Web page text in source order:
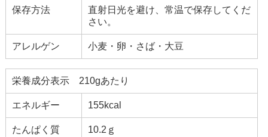
保存方法
直射日光を避け、常温で保存してくだ
さい。
アレルゲン 小麦・卵・さば・大豆
栄養成分表示 210gあたり
エネルギー 155kcal
たんぱく質 10.2ｇ